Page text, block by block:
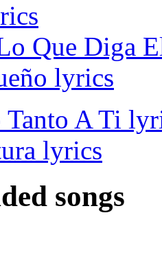
Que Diga
lyrics
Tanto A Ti
lyrics
songs